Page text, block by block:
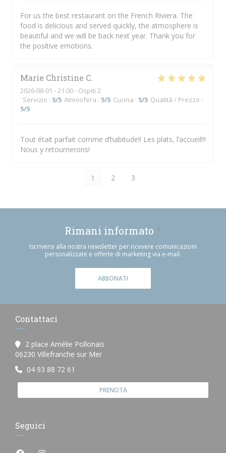
For us the best restaurant on the French Riviera. The
food is delicious and served quickly, the atmosphere is
beautiful and we will be back next year. Thank you for
the positive emotions.
Marie Christine C
2026-08-01 - 21:00 - Ospiti 2
Servizio : 5/5 Atmosfera : 5/5 Cucina : 5/5 Qualità / Prezzo :
5/5
Tout était parfait comme d’habitude!! Les plats, l’accueil!!!
Nous y retournerons!
1 2 3
Rimani informato *
Iscriversi alla nostra newsletter per ricevere comunicazioni
personalizzate e offerte di marketing via e-mail.
ABBONATI
Contattaci
2 place Amélie Pollonais
06230 Villefranche sur Mer((apre una nuova finestra))
04 93 88 72 61
PRENOTA
Seguici